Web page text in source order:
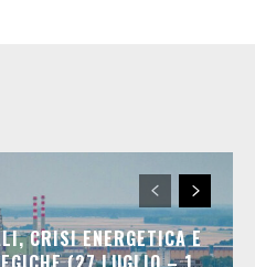
CRISI ENERGETICA E